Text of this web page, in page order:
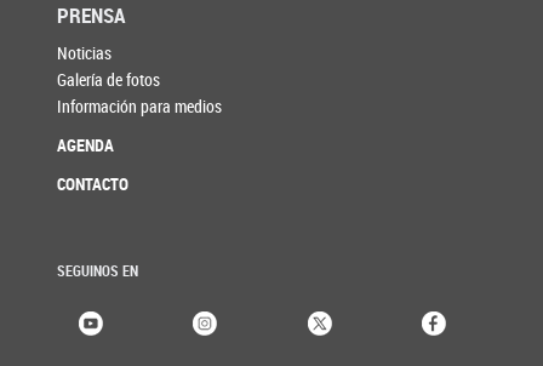
PRENSA
Noticias
Galería de fotos
Información para medios
AGENDA
CONTACTO
SEGUINOS EN